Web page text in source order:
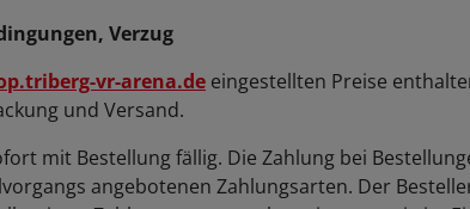
Verzug
vr-arena.de eingestellten Preise
und Versand.
mit Bestellung fällig. Die Zahlung bei
angebotenen Zahlungsarten. Der